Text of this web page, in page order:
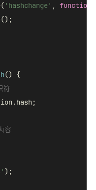
'hashchange' function
() {
符
容
);